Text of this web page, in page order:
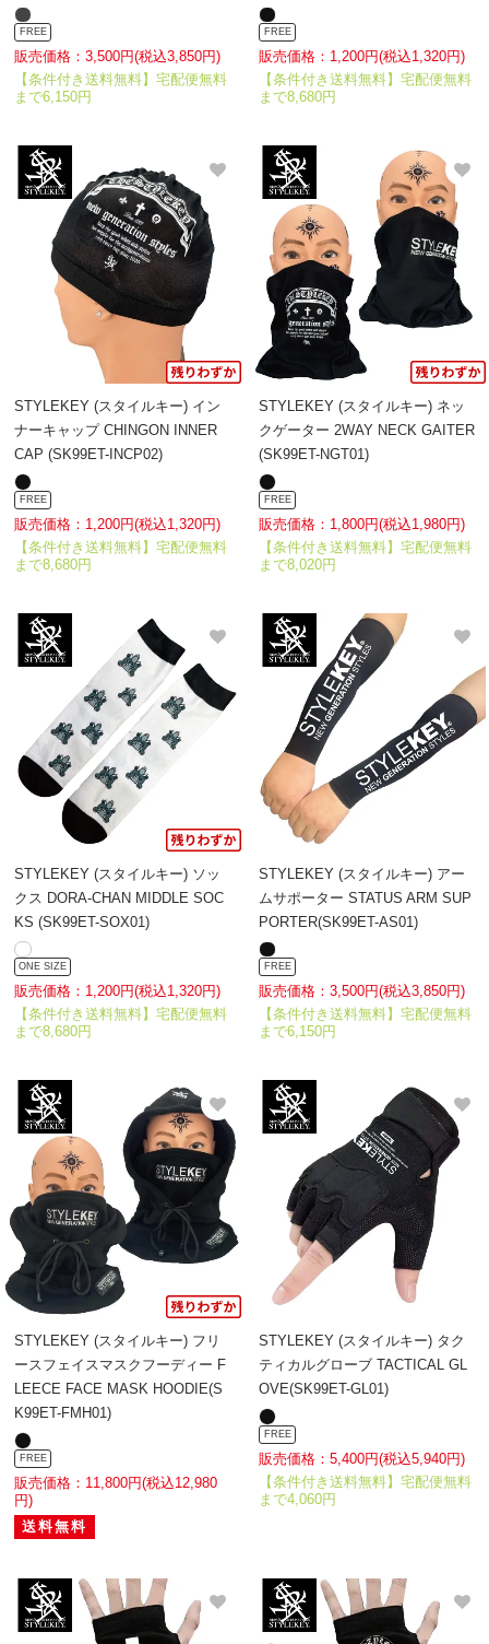
FREE
販売価格：3,500円(税込3,850円)
【条件付き送料無料】宅配便無料
まで6,150円
FREE
販売価格：1,200円(税込1,320円)
【条件付き送料無料】宅配便無料
まで8,680円
STYLEKEY (スタイルキー) イン
ナーキャップ CHINGON INNER
CAP (SK99ET-INCP02)
FREE
販売価格：1,200円(税込1,320円)
【条件付き送料無料】宅配便無料
まで8,680円
STYLEKEY (スタイルキー) ネッ
クゲーター 2WAY NECK GAITER
(SK99ET-NGT01)
FREE
販売価格：1,800円(税込1,980円)
【条件付き送料無料】宅配便無料
まで8,020円
STYLEKEY (スタイルキー) ソッ
クス DORA-CHAN MIDDLE SOC
KS (SK99ET-SOX01)
ONE SIZE
販売価格：1,200円(税込1,320円)
【条件付き送料無料】宅配便無料
まで8,680円
STYLEKEY (スタイルキー) アー
ムサポーター STATUS ARM SUP
PORTER(SK99ET-AS01)
FREE
販売価格：3,500円(税込3,850円)
【条件付き送料無料】宅配便無料
まで6,150円
STYLEKEY (スタイルキー) フリ
ースフェイスマスクフーディー F
LEECE FACE MASK HOODIE(S
K99ET-FMH01)
FREE
販売価格：11,800円(税込12,980
円)
送料無料
STYLEKEY (スタイルキー) タク
ティカルグローブ TACTICAL GL
OVE(SK99ET-GL01)
FREE
販売価格：5,400円(税込5,940円)
【条件付き送料無料】宅配便無料
まで4,060円